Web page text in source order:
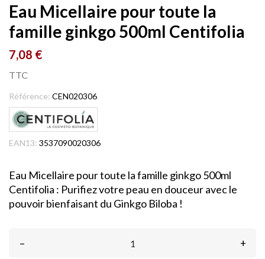
Eau Micellaire pour toute la
famille ginkgo 500ml Centifolia
7,08 €
TTC
Référence: CEN020306
EAN13: 3537090020306
Eau Micellaire pour toute la famille ginkgo 500ml
Centifolia : Purifiez votre peau en douceur avec le
pouvoir bienfaisant du Ginkgo Biloba !
– +